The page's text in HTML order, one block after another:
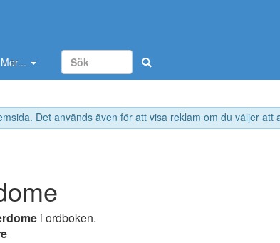
Det används även för att visa reklam om du väljer
Mer...
i ordboken.